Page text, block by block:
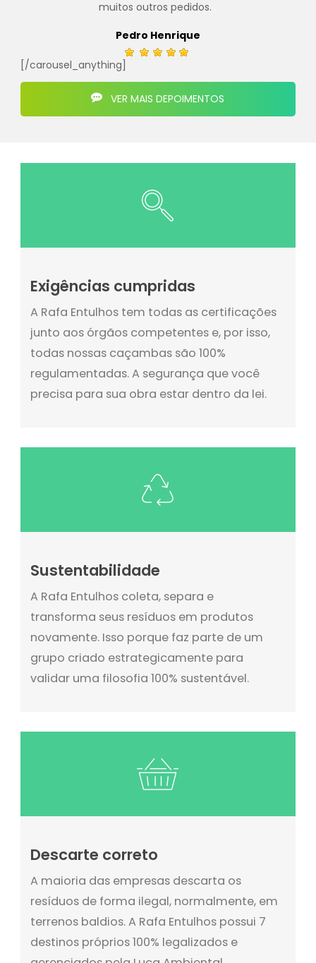
muitos outros pedidos.
Pedro Henrique
[/carousel_anything]
VER MAIS DEPOIMENTOS
Exigências cumpridas
A Rafa Entulhos tem todas as certificações
junto aos órgãos competentes e, por isso,
todas nossas caçambas são 100%
regulamentadas. A segurança que você
precisa para sua obra estar dentro da lei.
Sustentabilidade
A Rafa Entulhos coleta, separa e
transforma seus resíduos em produtos
novamente. Isso porque faz parte de um
grupo criado estrategicamente para
validar uma filosofia 100% sustentável.
Descarte correto
A maioria das empresas descarta os
resíduos de forma ilegal, normalmente, em
terrenos baldios. A Rafa Entulhos possui 7
destinos próprios 100% legalizados e